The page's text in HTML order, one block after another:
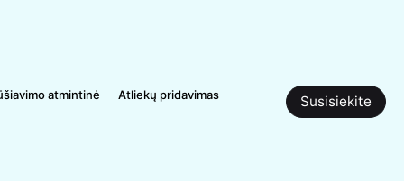
atmintinė
Atliekų pridavimas
Susisiekite